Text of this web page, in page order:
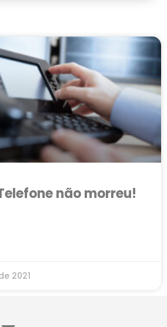
não morreu!
2021